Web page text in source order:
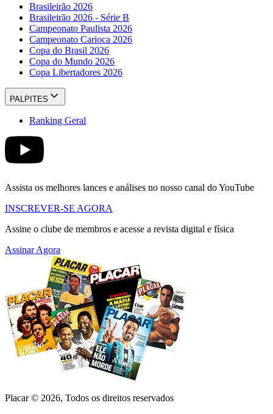
Brasileirão 2026
Brasileirão 2026 - Série B
Campeonato Paulista 2026
Campeonato Carioca 2026
Copa do Brasil 2026
Copa do Mundo 2026
Copa Libertadores 2026
PALPITES
Ranking Geral
Assista os melhores lances e análises no nosso canal do YouTube
INSCREVER-SE AGORA
Assine o clube de membros e acesse a revista digital e física
Assinar Agora
Placar © 2026, Todos os direitos reservados